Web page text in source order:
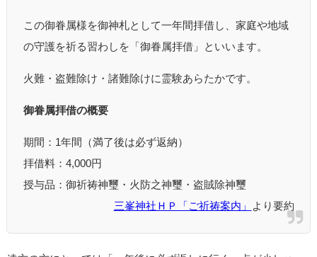
この御眷属様を御神札として一年間拝借し、家庭や地域
の守護を祈る習わしを「御眷属拝借」といいます。
火難・盗難除け・諸難除けに霊験あらたかです。
御眷属拝借の概要
期間：1年間（満了後は必ず返納）
拝借料：4,000円
授与品：御祈祷神璽・火防之神璽・盗賊除神璽
三峯神社ＨＰ「ご祈祷案内」
より要約